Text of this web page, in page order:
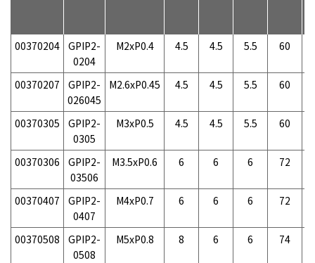
00370204 GPIP2-
0204
M2xP0.4 4.5 4.5 5.5 60
00370207
GPIP2-
026045
M2.6xP0.45 4.5 4.5 5.5 60
00370305
GPIP2-
0305
M3xP0.5 4.5 4.5 5.5 60
00370306
GPIP2-
03506
M3.5xP0.6 6 6 6 72
00370407
GPIP2-
0407
M4xP0.7 6 6 6 72
00370508
GPIP2-
0508
M5xP0.8 8 6 6 74